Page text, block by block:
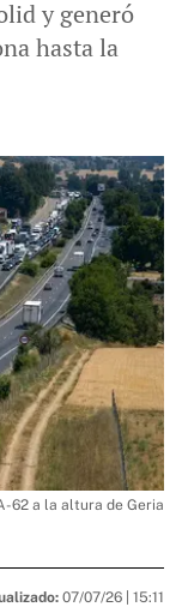
y generó
hasta la
62 a la altura de Geria
07/07/26 | 15:11